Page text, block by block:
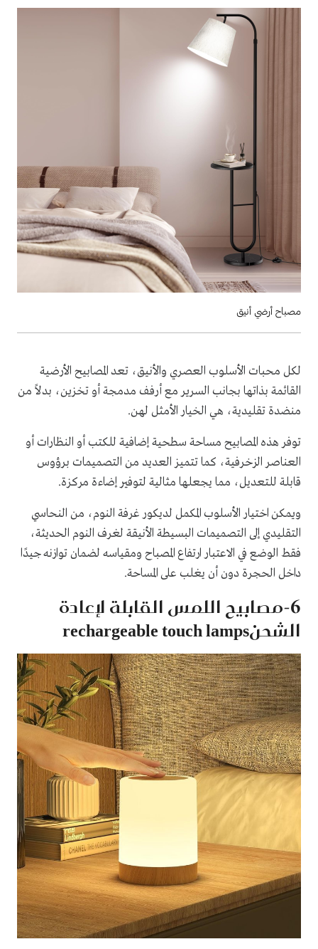
مصباح أرضي أنيق
لكل محبات الأسلوب العصري والأنيق، تعد المصابيح الأرضية
القائمة بذاتها بجانب السرير مع أرفف مدمجة أو تخزين، بدلاً من
منضدة تقليدية، هي الخيار الأمثل لهن.
توفر هذه المصابيح مساحة سطحية إضافية للكتب أو النظارات أو
العناصر الزخرفية، كما تتميز العديد من التصميمات برؤوس
قابلة للتعديل، مما يجعلها مثالية لتوفير إضاءة مركزة.
ويمكن اختيار الأسلوب المكمل لديكور غرفة النوم، من النحاسي
التقليدي إلى التصميمات البسيطة الأنيقة لغرف النوم الحديثة،
فقط الوضع في الاعتبار ارتفاع المصباح ومقياسه لضمان توازنه جيدًا
داخل الحجرة دون أن يغلب على المساحة.
6-مصابيح اللمس القابلة لإعادة
الشحنrechargeable touch lamps